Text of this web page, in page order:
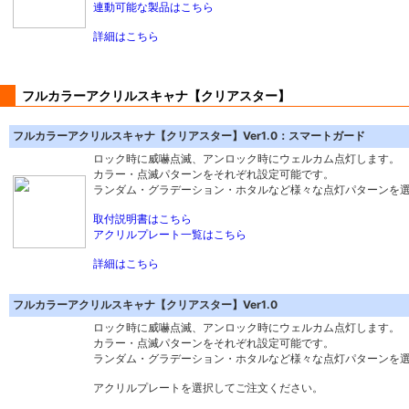
連動可能な製品はこちら
詳細はこちら
フルカラーアクリルスキャナ【クリアスター】
フルカラーアクリルスキャナ【クリアスター】Ver1.0：スマートガード
ロック時に威嚇点滅、アンロック時にウェルカム点灯します。
カラー・点滅パターンをそれぞれ設定可能です。
ランダム・グラデーション・ホタルなど様々な点灯パターンを選
取付説明書はこちら
アクリルプレート一覧はこちら
詳細はこちら
フルカラーアクリルスキャナ【クリアスター】Ver1.0
ロック時に威嚇点滅、アンロック時にウェルカム点灯します。
カラー・点滅パターンをそれぞれ設定可能です。
ランダム・グラデーション・ホタルなど様々な点灯パターンを選
アクリルプレートを選択してご注文ください。